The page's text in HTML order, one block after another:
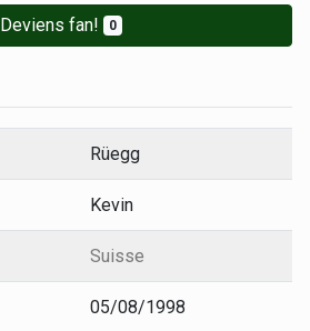
Deviens fan! 0
Rüegg
Kevin
Suisse
05/08/1998